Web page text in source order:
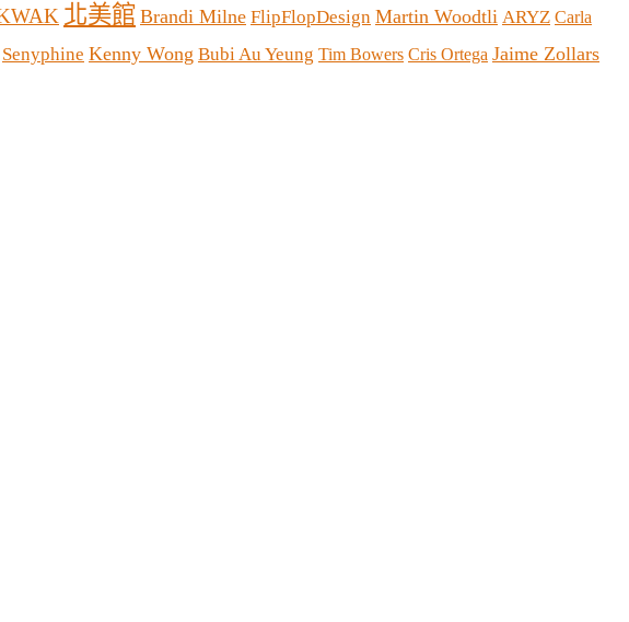
北美館 Brandi Milne FlipFlopDesign Martin Woodtli ARYZ Carla
Senyphine Kenny Wong Bubi Au Yeung Tim Bowers Cris Ortega Jaime Zollars